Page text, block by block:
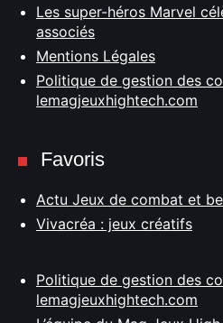
Les super-héros Marvel
associés
Mentions Légales
Politique de gestion des
lemagjeuxhightech.com
Favoris
Actu Jeux de combat et
Vivacréa : jeux créatifs
Politique de gestion des
lemagjeuxhightech.com